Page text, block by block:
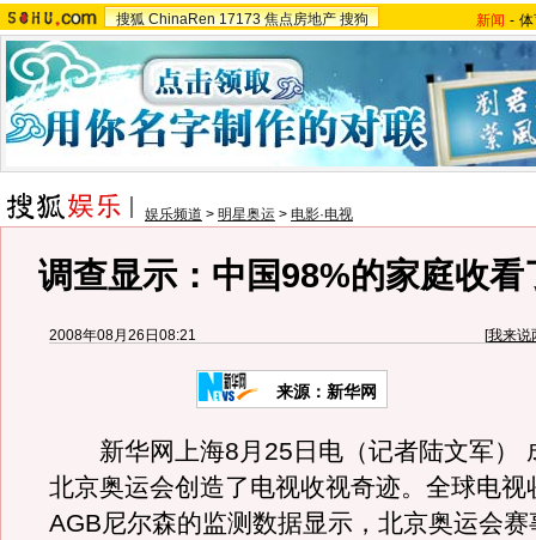
搜狐 ChinaRen 17173 焦点房地产 搜狗 新闻 -
娱乐频道 > 明星奥运 > 电影·电视
调查显示：中国98%的家庭收看
2008年08月26日08:21 [我来说
来源：新华网
新华网上海8月25日电（记者陆文军）
北京奥运会创造了电视收视奇迹。全球电视
AGB尼尔森的监测数据显示，北京奥运会